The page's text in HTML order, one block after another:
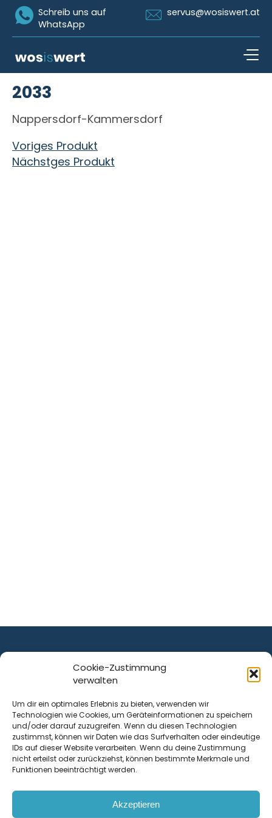
Cookie-Zustimmung
verwalten
Um dir ein optimales Erlebnis zu bieten, verwenden wir
Technologien wie Cookies, um Geräteinformationen zu speichern
und/oder darauf zuzugreifen. Wenn du diesen Technologien
zustimmst, können wir Daten wie das Surfverhalten oder eindeutige
IDs auf dieser Website verarbeiten. Wenn du deine Zustimmung
nicht erteilst oder zurückziehst, können bestimmte Merkmale und
Funktionen beeinträchtigt werden.
Akzeptieren
Icon Whatsapp
Schreib uns auf
WhatsApp
Icon Email
servus@wosiswert.at
2033
Nappersdorf-Kammersdorf
Beitragsnavigation
Voriges Produkt
Nächstges Produkt
ist ein Service von
Krenn Real GmbH
Tischlerstraße 12
4050Traun| Österreich
Kontakt